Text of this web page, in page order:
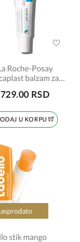
Roche-Posay
balzam za
729.00 RSD
U KORPU
stik mango